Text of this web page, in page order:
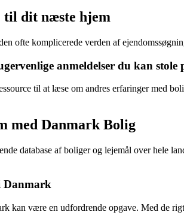
til dit næste hjem
ofte komplicerede verden af
anmeldelser du kan stole
til at læse om andres erfaringer med
med Danmark Bolig
database af boliger og lejemål over hele
Danmark
kan være en udfordrende opgave. Med de